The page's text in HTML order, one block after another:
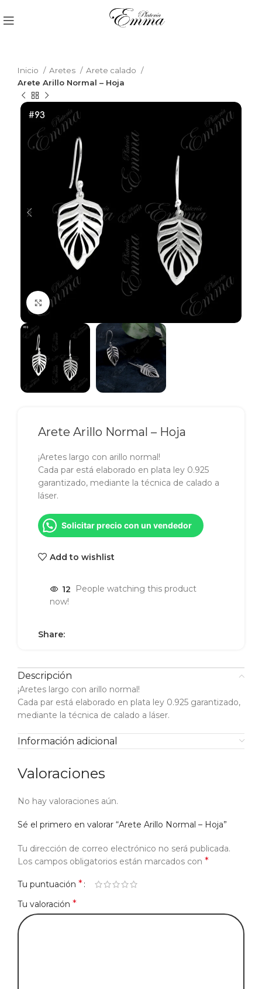
Inicio Aretes
Arete calado
Arete Arillo Normal – Hoja
Click to enlarge
Arete Arillo Normal – Hoja
¡Aretes largo con arillo normal!
Cada par está elaborado en plata ley 0.925
garantizado, mediante la técnica de calado a
láser.
Solicitar precio con un vendedor
Add to wishlist
12
People watching this product
now!
Share:
Descripción
¡Aretes largo con arillo normal!
Cada par está elaborado en plata ley 0.925 garantizado,
mediante la técnica de calado a láser.
Información adicional
Valoraciones
No hay valoraciones aún.
Sé el primero en valorar “Arete Arillo Normal – Hoja”
Tu dirección de correo electrónico no será publicada.
Los campos obligatorios están marcados con *
Tu puntuación *
Tu valoración *